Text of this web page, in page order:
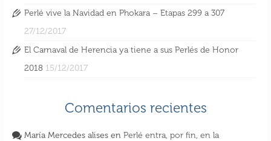
Perlé vive la Navidad en Phokara – Etapas 299 a 307
27/12/2017
El Carnaval de Herencia ya tiene a sus Perlés de Honor
2018 15/12/2017
Comentarios recientes
María Mercedes alises en Perlé entra, por fin, en la